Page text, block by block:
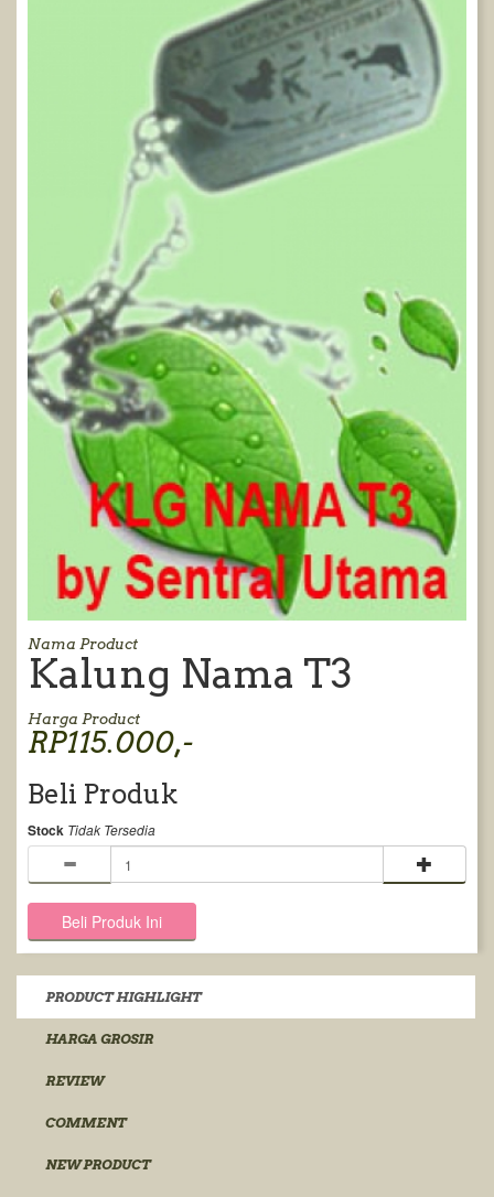
Nama Product
Kalung Nama T3
Harga Product
RP115.000,-
Beli Produk
Stock Tidak Tersedia
PRODUCT HIGHLIGHT
HARGA GROSIR
REVIEW
COMMENT
NEW PRODUCT